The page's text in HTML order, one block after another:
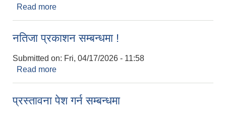
Read more
नतिजा प्रकाशन सम्बन्धमा !
Submitted on: Fri, 04/17/2026 - 11:58
Read more
प्रस्तावना पेश गर्न सम्बन्धमा